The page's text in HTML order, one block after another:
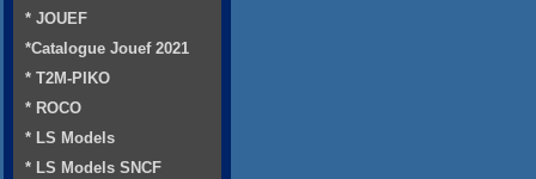
* JOUEF
*Catalogue Jouef 2021
* T2M-PIKO
* ROCO
* LS Models
* LS Models SNCF